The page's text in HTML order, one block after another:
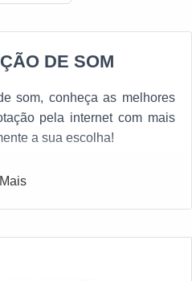
DE SOM
som, conheça as melhores
pela internet com mais
a sua escolha!